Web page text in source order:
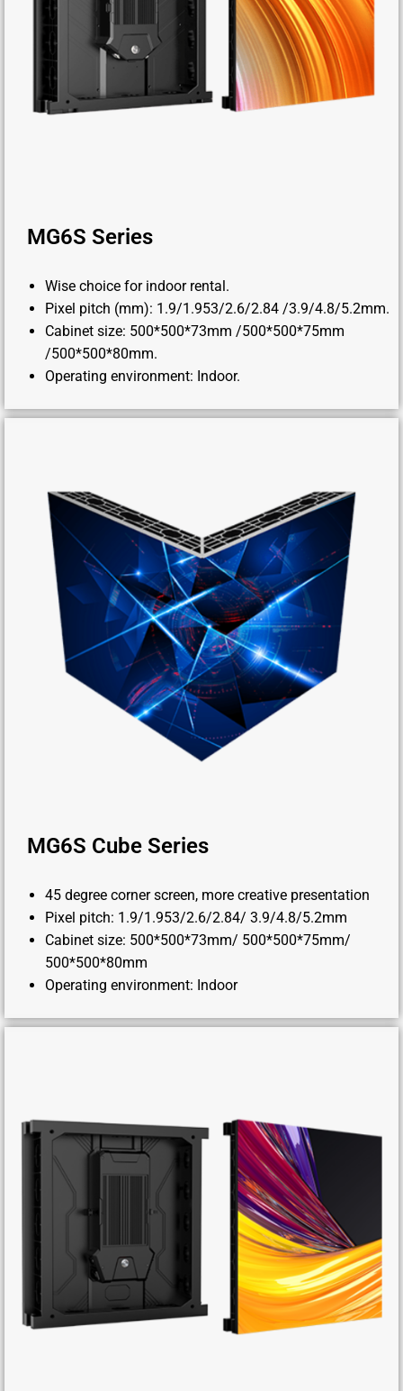
MG6S Series
Wise choice for indoor rental.
Pixel pitch (mm): 1.9/1.953/2.6/2.84 /3.9/4.8/5.2mm.
Cabinet size: 500*500*73mm /500*500*75mm
/500*500*80mm.
Operating environment: Indoor.
MG6S Cube Series
45 degree corner screen, more creative presentation
Pixel pitch: 1.9/1.953/2.6/2.84/ 3.9/4.8/5.2mm
Cabinet size: 500*500*73mm/ 500*500*75mm/
500*500*80mm
Operating environment: Indoor